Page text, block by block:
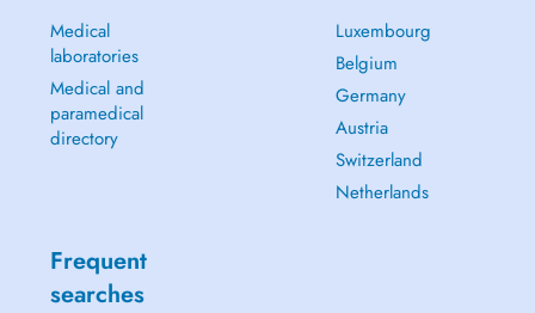
Medical
laboratories
Medical and
paramedical
directory
Luxembourg
Belgium
Germany
Austria
Switzerland
Netherlands
Frequent
searches